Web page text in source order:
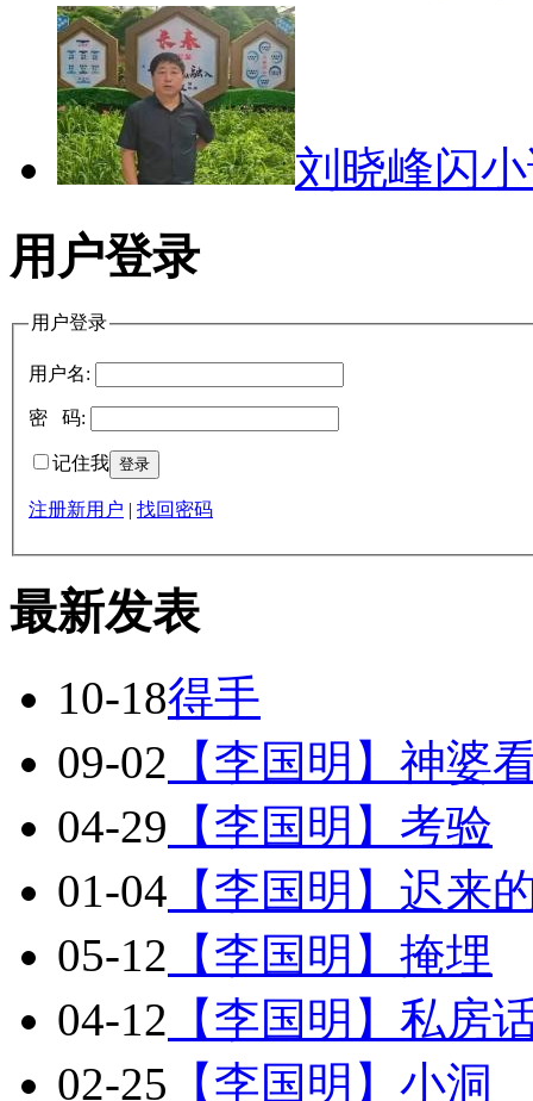
刘晓峰闪
用户登录
用户登录
用户名:
密 码:
记住我
注册新用户 | 找回密码
最新发表
10-18得手
09-02 【李国明】神婆
04-29 【李国明】考验
01-04 【李国明】迟来
05-12 【李国明】掩埋
04-12 【李国明】私房
02-25 【李国明】小洞